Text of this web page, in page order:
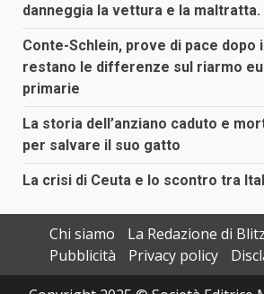
danneggia la vettura e la maltratta.
Conte-Schlein, prove di pace dopo
restano le differenze sul riarmo
primarie
La storia dell’anziano caduto e
per salvare il suo gatto
La crisi di Ceuta e lo scontro tra
Chi siamo
La Redazione di
Pubblicità
Privacy policy